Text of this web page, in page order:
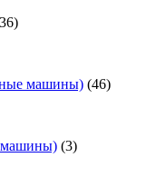
машины) (46)
машины) (3)